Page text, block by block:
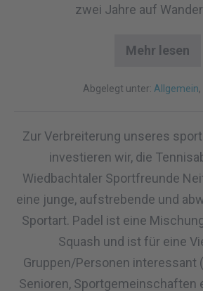
zwei Jahre auf
Mehr lesen
Abgelegt unter: Allgemein,
Zur Verbreiterung unseres
investieren wir, die
Wiedbachtaler Sportfreunde
eine junge, aufstrebende und
Sportart. Padel ist eine
Squash und ist für eine
Gruppen/Personen interessant
Senioren, Sportgemeinschaften